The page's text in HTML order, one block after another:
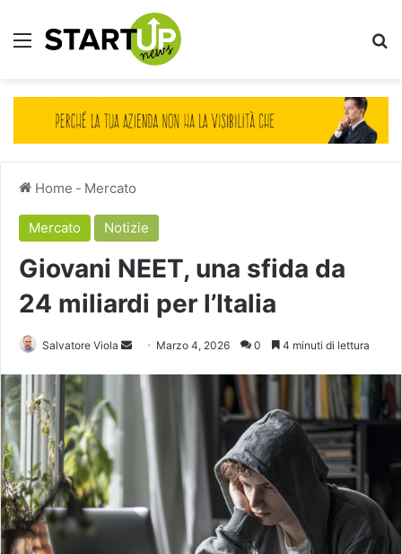
Menu
Home - Mercato
Mercato Notizie
Giovani NEET, una sfida da
24 miliardi per l’Italia
Salvatore Viola
Invia Marzo 4, 2026 0 4 minuti di lettura